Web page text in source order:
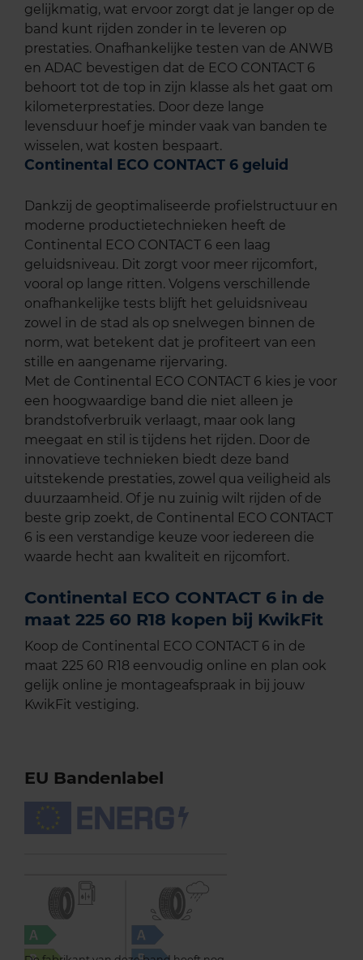
gelijkmatig, wat ervoor zorgt dat je langer op de
band kunt rijden zonder in te leveren op
prestaties. Onafhankelijke testen van de ANWB
en ADAC bevestigen dat de ECO CONTACT 6
behoort tot de top in zijn klasse als het gaat om
kilometerprestaties. Door deze lange
levensduur hoef je minder vaak van banden te
wisselen, wat kosten bespaart.
Continental ECO CONTACT 6 geluid
Dankzij de geoptimaliseerde profielstructuur en
moderne productietechnieken heeft de
Continental ECO CONTACT 6 een laag
geluidsniveau. Dit zorgt voor meer rijcomfort,
vooral op lange ritten. Volgens verschillende
onafhankelijke tests blijft het geluidsniveau
zowel in de stad als op snelwegen binnen de
norm, wat betekent dat je profiteert van een
stille en aangename rijervaring.
Met de Continental ECO CONTACT 6 kies je voor
een hoogwaardige band die niet alleen je
brandstofverbruik verlaagt, maar ook lang
meegaat en stil is tijdens het rijden. Door de
innovatieve technieken biedt deze band
uitstekende prestaties, zowel qua veiligheid als
duurzaamheid. Of je nu zuinig wilt rijden of de
beste grip zoekt, de Continental ECO CONTACT
6 is een verstandige keuze voor iedereen die
waarde hecht aan kwaliteit en rijcomfort.
Continental ECO CONTACT 6 in de
maat 225 60 R18 kopen bij KwikFit
Koop de Continental ECO CONTACT 6 in de
maat 225 60 R18 eenvoudig online en plan ook
gelijk online je montageafspraak in bij jouw
KwikFit vestiging.
EU Bandenlabel